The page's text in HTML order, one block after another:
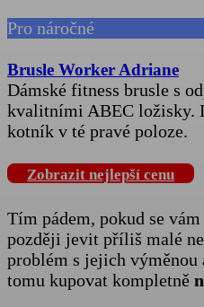
Pro náročné
Brusle Worker Adriane
Dámské fitness brusle s
kvalitními ABEC ložisky.
kotník v té pravé poloze.
Zobrazit nejlepší cenu
Tím pádem, pokud se
později jevit příliš malé
problém s jejich výměnou
tomu kupovat kompletně